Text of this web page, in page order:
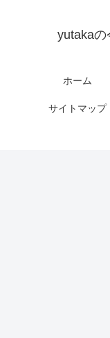
yutakaの
ホーム
サイトマップ